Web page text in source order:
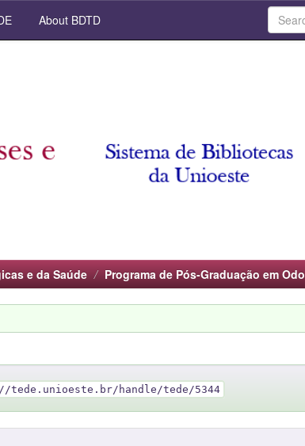
About BDTD
e da Saúde Programa de Pós-Graduação em
tede.unioeste.br/handle/tede/5344